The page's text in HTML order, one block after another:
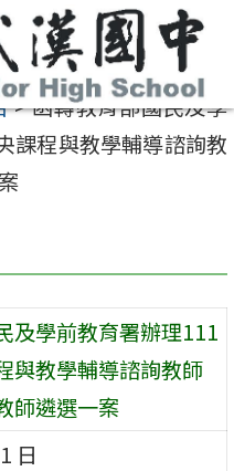
>函轉教育部國民及學
課程與教學輔導諮詢教
及學前教育署辦理111
與教學輔導諮詢教師
師遴選一案
日